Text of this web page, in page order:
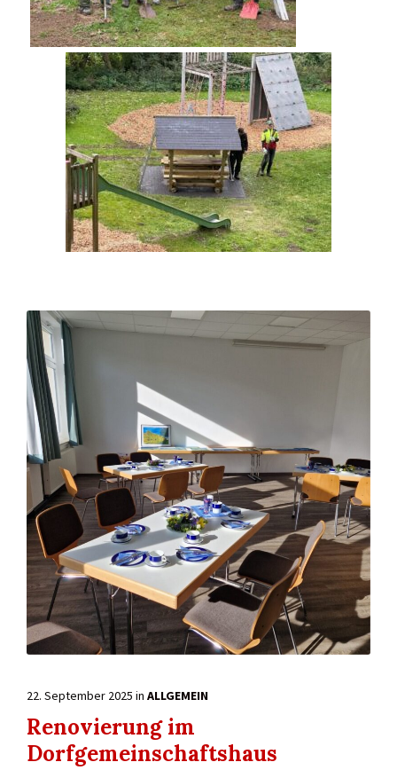
22. September 2025 in ALLGEMEIN
Renovierung im
Dorfgemeinschaftshaus